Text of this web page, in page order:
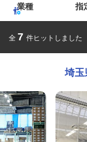
業種 指
全 7 件ヒットしました
埼玉